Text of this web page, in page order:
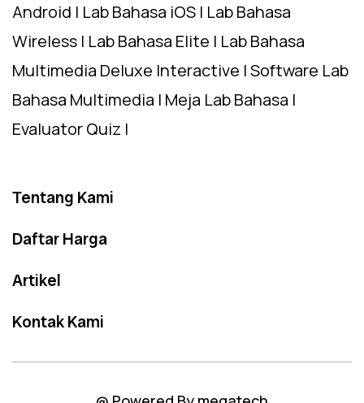
Android | Lab Bahasa iOS | Lab Bahasa
Wireless | Lab Bahasa Elite | Lab Bahasa
Multimedia Deluxe Interactive | Software Lab
Bahasa Multimedia | Meja Lab Bahasa |
Evaluator Quiz |
Tentang Kami
Daftar Harga
Artikel
Kontak Kami